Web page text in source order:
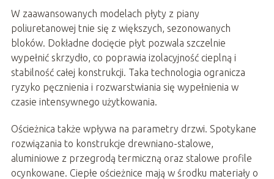
W zaawansowanych modelach płyty z piany
poliuretanowej tnie się z większych, sezonowanych
bloków. Dokładne docięcie płyt pozwala szczelnie
wypełnić skrzydło, co poprawia izolacyjność cieplną i
stabilność całej konstrukcji. Taka technologia ogranicza
ryzyko pęcznienia i rozwarstwiania się wypełnienia w
czasie intensywnego użytkowania.
Ościeżnica także wpływa na parametry drzwi. Spotykane
rozwiązania to konstrukcje drewniano-stalowe,
aluminiowe z przegrodą termiczną oraz stalowe profile
ocynkowane. Ciepłe ościeżnice mają w środku materiały o